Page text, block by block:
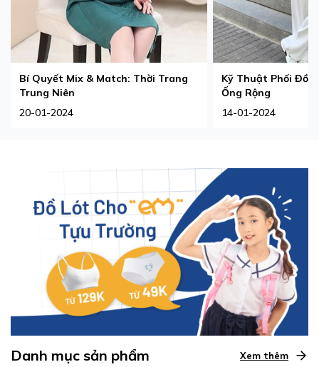
Bí Quyết Mix & Match: Thời Trang
Trung Niên
20-01-2024
Kỹ Thuật Phối Đồ
Ống Rộng
14-01-2024
Danh mục sản phẩm Xem thêm